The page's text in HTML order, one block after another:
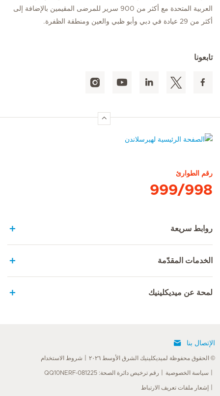
العربية المتحدة مع أكثر من 900 سرير للمرضى المقيمين بالإضافة إلى
أكثر من 29 عيادة في دبي وأبو ظبي والعين ومنطقة الظفرة.
تابعونا
رقم الطوارئ
999/998
روابط سريعة
الخدمات المقدّمة
لمحة عن ميديكلينيك
الإتصال بنا
© الحقوق محفوظة لميديكلينيك الشرق الأوسط ٢٠٢٦ شروط الاستخدام
سياسة الخصوصية رقم ترخيص دائرة الصحة: QQ10NERF-081225
إشعار ملفات تعريف الارتباط